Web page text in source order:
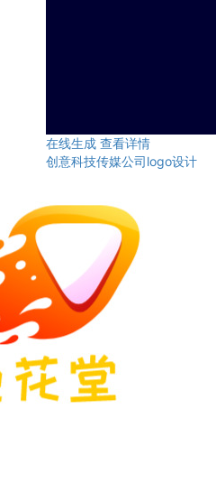
在线生成 查看详情
创意科技传媒公司logo设计